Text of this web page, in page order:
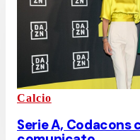
Calcio
Serie A, Codacons